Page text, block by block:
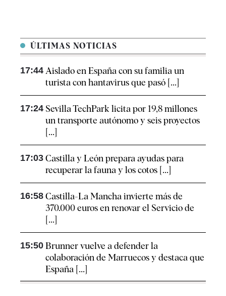
ÚLTIMAS NOTICIAS
17:44 Aislado en España con su familia un
turista con hantavirus que pasó [...]
17:24 Sevilla TechPark licita por 19,8 millones
un transporte autónomo y seis proyectos
[...]
17:03 Castilla y León prepara ayudas para
recuperar la fauna y los cotos [...]
16:58 Castilla-La Mancha invierte más de
370.000 euros en renovar el Servicio de
[...]
15:50 Brunner vuelve a defender la
colaboración de Marruecos y destaca que
España [...]